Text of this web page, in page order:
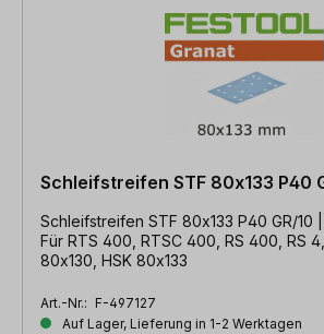
Schleifstreifen STF 80x133 P40
Schleifstreifen STF 80x133 P40 GR/10 |
Für RTS 400, RTSC 400, RS 400, RS
80x130, HSK 80x133
Art.-Nr.: F-497127
Auf Lager, Lieferung in 1-2 Werktagen